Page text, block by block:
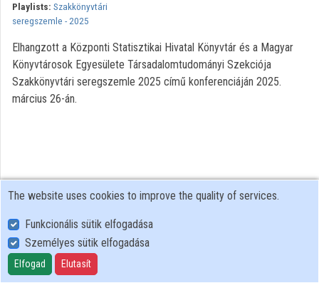
Contributors
Playlists: Szakkönyvtári
seregszemle - 2025
Elhangzott a Központi Statisztikai Hivatal Könyvtár és a Magyar
Könyvtárosok Egyesülete Társadalomtudományi Szekciója
Szakkönyvtári seregszemle 2025 című konferenciáján 2025.
március 26-án.
User Policy
Adatkezelési tájékoztató (en)
Cookie Policy
The website uses cookies to improve the quality of services.
Funkcionális sütik elfogadása
Személyes sütik elfogadása
Elfogad Elutasít